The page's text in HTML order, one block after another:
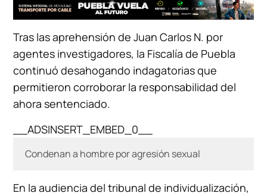
Tras las aprehensión de Juan Carlos N. por
agentes investigadores, la Fiscalía de Puebla
continuó desahogando indagatorias que
permitieron corroborar la responsabilidad del
ahora sentenciado.
__ADSINSERT_EMBED_0__
Condenan a hombre por agresión sexual
En la audiencia del tribunal de individualización,